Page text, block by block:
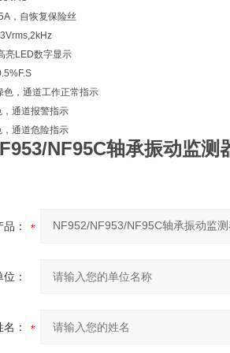
，自恢复保险丝
亮LED数字显示
色，通道工作正常指示
道报警指示
道危险指示
NF95C轴承振动监测
品：
：
：